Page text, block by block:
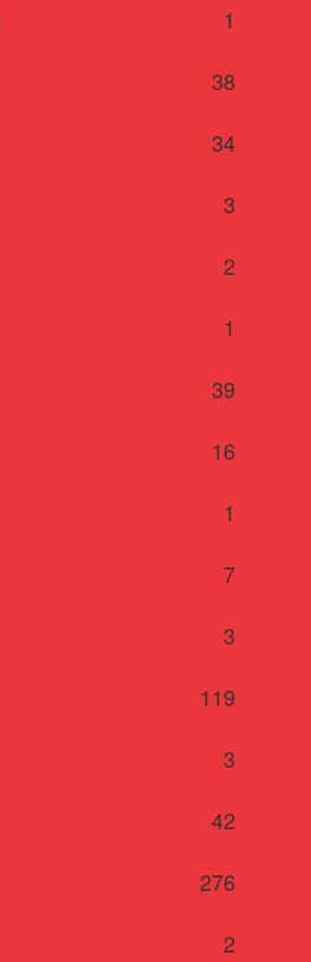
1
38
34
3
2
1
39
16
1
7
3
119
3
42
276
2